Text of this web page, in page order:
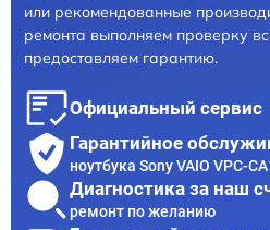
или рекомендованные
ремонта выполняем проверку
предоставляем гарантию.
Официальный сервис
Гарантийное
ноутбука Sony VAIO VPC-
Диагностика за наш
ремонт по желанию